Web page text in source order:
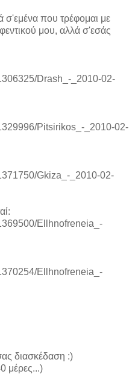
σ'εμένα που τρέφομαι με
μου, αλλά σ'εσάς
Drash_-_2010-02-
Pitsirikos_-_2010-02-
Gkiza_-_2010-02-
Ellhnofreneia_-
Ellhnofreneia_-
διασκέδαση :)
μέρες...)